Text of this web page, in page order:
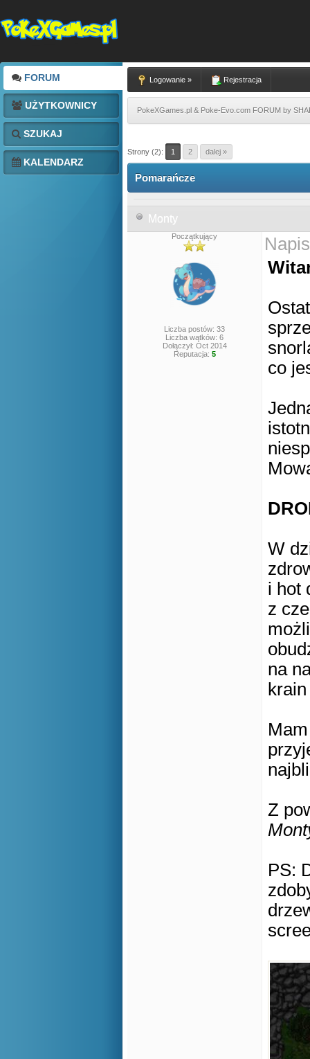
FORUM
UŻYTKOWNICY
SZUKAJ
KALENDARZ
Logowanie » Rejestracja
PokeXGames.pl & Poke-Evo.com FORUM by
Strony (2): 1 2 dalej »
Pomarańcze
Monty
Początkujący
Liczba postów: 33
Liczba wątków: 6
Dołączył: Oct 2014
Reputacja: 5
co
W
i hot
z
na
Z
PS: